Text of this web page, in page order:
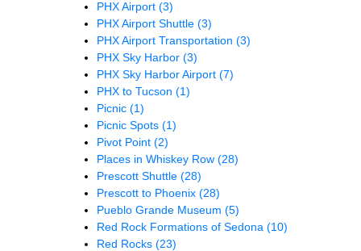
PHX Airport (3)
PHX Airport Shuttle (3)
PHX Airport Transportation (3)
PHX Sky Harbor (3)
PHX Sky Harbor Airport (7)
PHX to Tucson (1)
Picnic (1)
Picnic Spots (1)
Pivot Point (2)
Places in Whiskey Row (28)
Prescott Shuttle (28)
Prescott to Phoenix (28)
Pueblo Grande Museum (5)
Red Rock Formations of Sedona (10)
Red Rocks (23)